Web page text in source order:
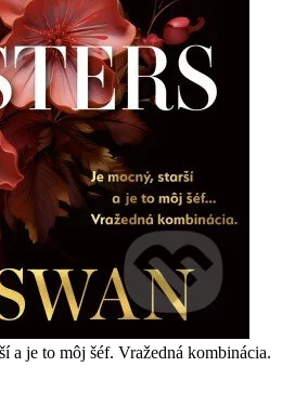
a je to môj šéf. Vražedná kombinácia.